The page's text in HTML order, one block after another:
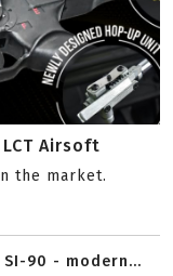
Airsoft
the market.
90 - modern...